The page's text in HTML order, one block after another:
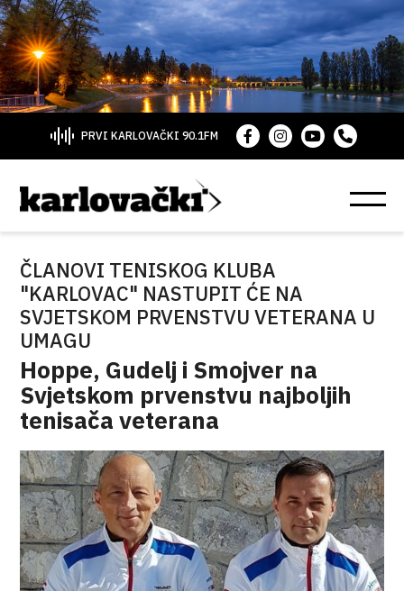
PRVI KARLOVAČKI 90.1FM
ČLANOVI TENISKOG KLUBA
"KARLOVAC" NASTUPIT ĆE NA
SVJETSKOM PRVENSTVU VETERANA U
UMAGU
Hoppe, Gudelj i Smojver na
Svjetskom prvenstvu najboljih
tenisača veterana